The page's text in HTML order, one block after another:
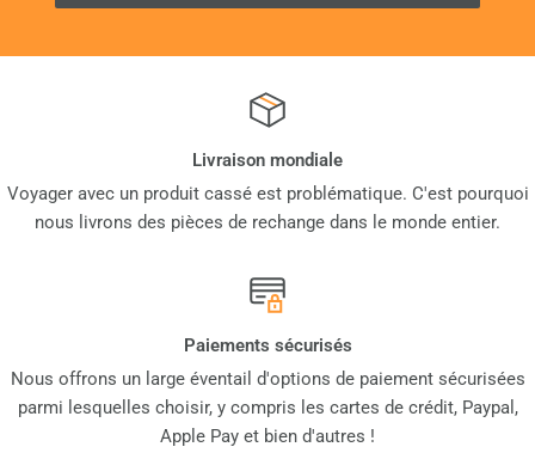
Livraison mondiale
Voyager avec un produit cassé est problématique. C'est pourquoi
nous livrons des pièces de rechange dans le monde entier.
Paiements sécurisés
Nous offrons un large éventail d'options de paiement sécurisées
parmi lesquelles choisir, y compris les cartes de crédit, Paypal,
Apple Pay et bien d'autres !